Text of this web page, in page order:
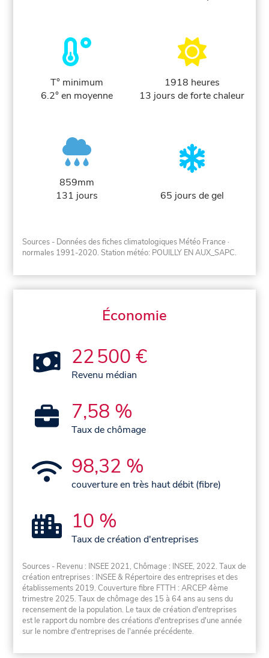
T° minimum
6.2° en moyenne
1918 heures
13 jours de forte chaleur
859mm
131 jours
65 jours de gel
Sources - Données des fiches climatologiques Météo France ·
normales 1991-2020. Station météo: POUILLY EN AUX_SAPC.
Économie
22 500 €
Revenu médian
7,58 %
Taux de chômage
98,32 %
couverture en très haut débit (fibre)
10 %
Taux de création d'entreprises
Sources - Revenu : INSEE 2021, Chômage : INSEE, 2022. Taux de
création entreprises : INSEE & Répertoire des entreprises et des
établissements 2019. Couverture fibre FTTH : ARCEP 4ème
trimestre 2025. Taux de chômage des 15 à 64 ans au sens du
recensement de la population. Le taux de création d'entreprises
est le rapport du nombre des créations d'entreprises d'une année
sur le nombre d'entreprises de l'année précédente.